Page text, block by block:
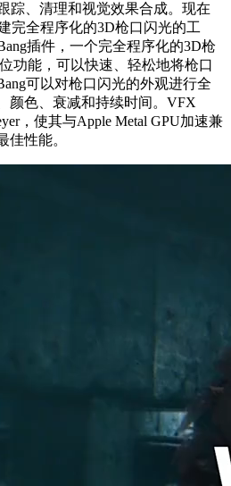
踪、清理和视觉效果合成。现在
完全程序化的3D枪口闪光的工
插件，一个完全程序化的3D枪
功能，可以快速、轻松地将枪口
可以对枪口闪光的外观进行全
颜色、衰减和持续时间。VFX
，使其与Apple Metal GPU加速兼
佳性能。